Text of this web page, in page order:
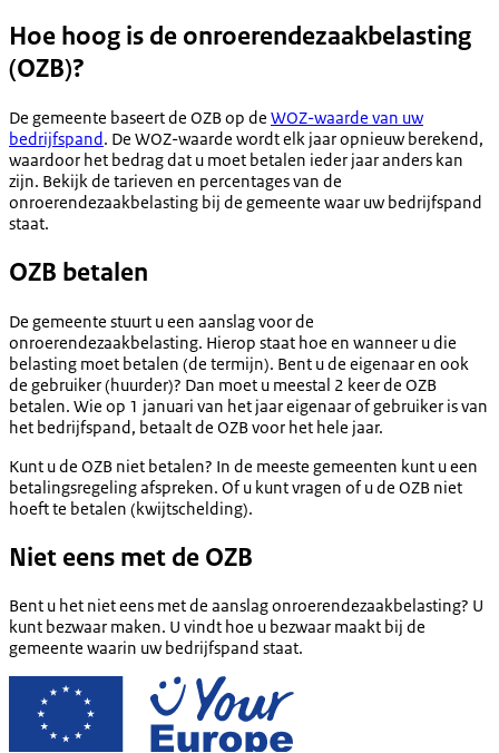
Hoe hoog is de onroerendezaakbelasting
(OZB)?
De gemeente baseert de OZB op de WOZ-waarde van uw
bedrijfspand. De WOZ-waarde wordt elk jaar opnieuw berekend,
waardoor het bedrag dat u moet betalen ieder jaar anders kan
zijn. Bekijk de tarieven en percentages van de
onroerendezaakbelasting bij de gemeente waar uw bedrijfspand
staat.
OZB betalen
De gemeente stuurt u een aanslag voor de
onroerendezaakbelasting. Hierop staat hoe en wanneer u die
belasting moet betalen (de termijn). Bent u de eigenaar en ook
de gebruiker (huurder)? Dan moet u meestal 2 keer de OZB
betalen. Wie op 1 januari van het jaar eigenaar of gebruiker is van
het bedrijfspand, betaalt de OZB voor het hele jaar.
Kunt u de OZB niet betalen? In de meeste gemeenten kunt u een
betalingsregeling afspreken. Of u kunt vragen of u de OZB niet
hoeft te betalen (kwijtschelding).
Niet eens met de OZB
Bent u het niet eens met de aanslag onroerendezaakbelasting? U
kunt bezwaar maken. U vindt hoe u bezwaar maakt bij de
gemeente waarin uw bedrijfspand staat.